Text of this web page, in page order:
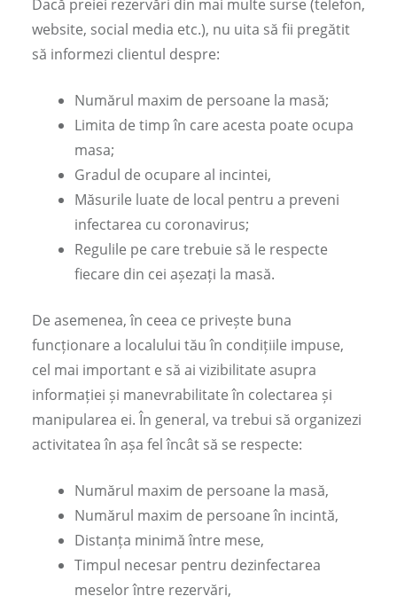
Dacă preiei rezervări din mai multe surse (telefon,
website, social media etc.), nu uita să fii pregătit
să informezi clientul despre:
Numărul maxim de persoane la masă;
Limita de timp în care acesta poate ocupa
masa;
Gradul de ocupare al incintei,
Măsurile luate de local pentru a preveni
infectarea cu coronavirus;
Regulile pe care trebuie să le respecte
fiecare din cei așezați la masă.
De asemenea, în ceea ce privește buna
funcționare a localului tău în condițiile impuse,
cel mai important e să ai vizibilitate asupra
informației și manevrabilitate în colectarea și
manipularea ei. În general, va trebui să organizezi
activitatea în așa fel încât să se respecte:
Numărul maxim de persoane la masă,
Numărul maxim de persoane în incintă,
Distanța minimă între mese,
Timpul necesar pentru dezinfectarea
meselor între rezervări,